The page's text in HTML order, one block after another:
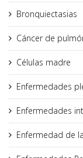
Bronquiectasias
Cáncer de
Células madre
Enfermedades
Enfermedades
Enfermedad de